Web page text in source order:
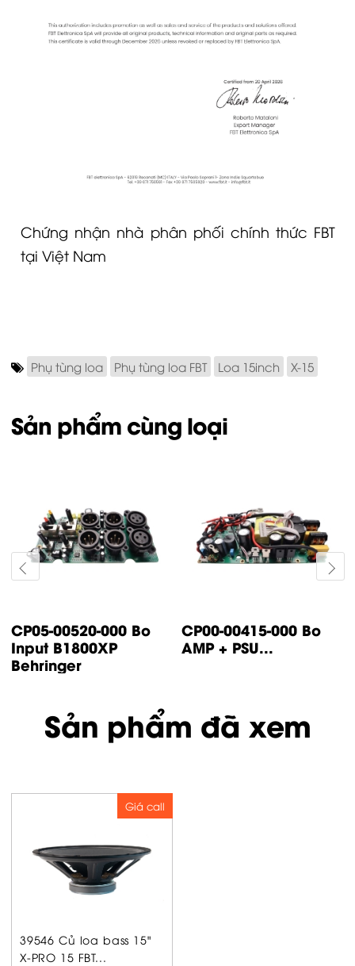
Chứng nhận nhà phân phối chính thức FBT
tại Việt Nam
Phụ tùng loa Phụ tùng loa FBT Loa 15inch X-15
Sản phẩm cùng loại
Bo
CP00-00415-000 Bo
AMP + PSU...
CP14-00447-000
control IP500
Sản phẩm đã xem
39546 Củ loa bass 15"
X-PRO 15 FBT...
Giá call